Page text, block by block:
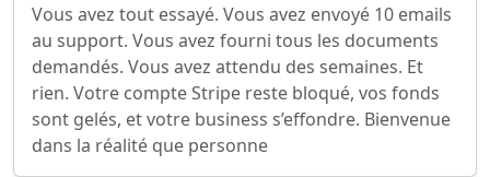
Vous avez tout essayé. Vous avez envoyé 10 emails
au support. Vous avez fourni tous les documents
demandés. Vous avez attendu des semaines. Et
rien. Votre compte Stripe reste bloqué, vos fonds
sont gelés, et votre business s’effondre. Bienvenue
dans la réalité que personne